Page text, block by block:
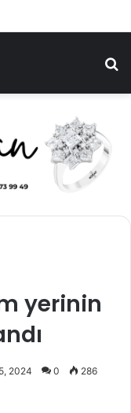
yerinin
2024 0 286